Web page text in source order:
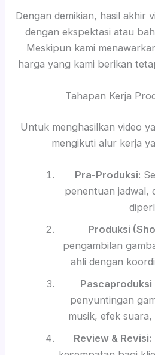
Dengan demikian, hasil akhir
dengan ekspektasi atau
Meskipun kami
harga yang kami berikan
Tahapan Kerja
Untuk menghasilkan video
mengikuti alur kerja
Pra-Produksi:
penentuan jadwal,
Produksi
pengambilan
ahli dengan
Pascaproduksi
penyuntingan
musik, efek
Review & Revisi: